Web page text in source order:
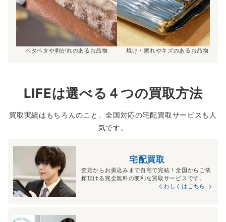
ベタベタや剥がれのあるお品物 焼け・擦れやキズのあるお品物
LIFEは選べる４つの買取方法
買取実績はもちろんのこと、全国対応の宅配買取サービスも人
気です。
宅配買取
査定からお振込みまで自宅で完結！全国からご依
頼頂ける完全無料の便利な買取サービスです。
くわしくはこちら